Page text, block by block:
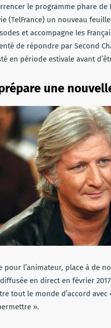
le programme phare de
(TelFrance) un nouveau
et accompagne les
de répondre par Second
en période estivale avant
une
l’animateur, place à de
en direct en février
tout le monde d’accord
».